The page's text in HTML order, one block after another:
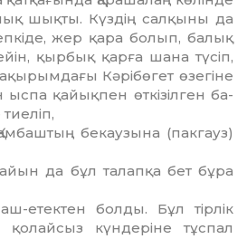
шықты. Күздің салқыны да
жер қара болып, балық
қырбық қарға шана түсіп,
Кәрібөгет өзегіне
ыспа қайықпен өткізілген ба­
бекаузына (пакгауз)
да бұл талапқа бет бұра
етектен бол­ды. Бұл тірлік
күндеріне тұспал